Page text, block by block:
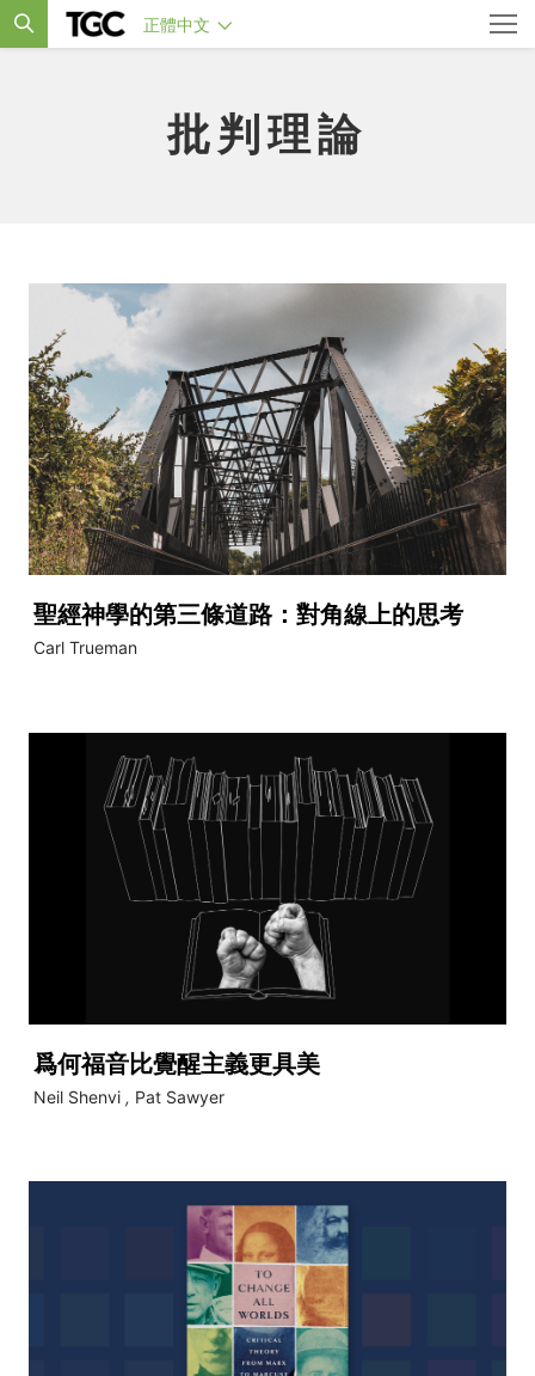
正體中文
批判理論
聖經神學的第三條道路：對角線上的思考
Carl Trueman
爲何福音比覺醒主義更具美
Neil Shenvi , Pat Sawyer